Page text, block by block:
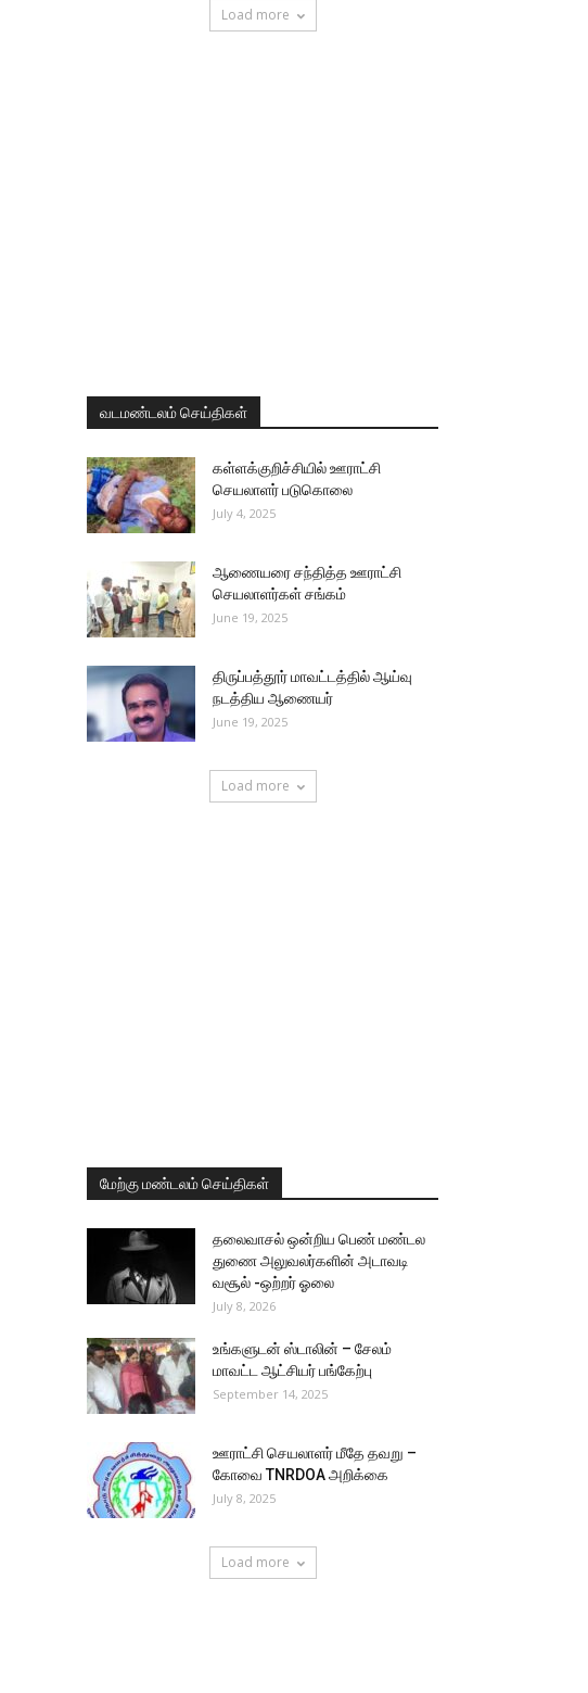
Load more
வடமண்டலம் செய்திகள்
கள்ளக்குறிச்சியில் ஊராட்சி
செயலாளர் படுகொலை
July 4, 2025
ஆணையரை சந்தித்த ஊராட்சி
செயலாளர்கள் சங்கம்
June 19, 2025
திருப்பத்தூர் மாவட்டத்தில் ஆய்வு
நடத்திய ஆணையர்
June 19, 2025
Load more
மேற்கு மண்டலம் செய்திகள்
தலைவாசல் ஒன்றிய பெண் மண்டல
துணை அலுவலர்களின் அடாவடி
வசூல் -ஒற்றர் ஓலை
July 8, 2026
உங்களுடன் ஸ்டாலின் – சேலம்
மாவட்ட ஆட்சியர் பங்கேற்பு
September 14, 2025
ஊராட்சி செயலாளர் மீதே தவறு –
கோவை TNRDOA அறிக்கை
July 8, 2025
Load more